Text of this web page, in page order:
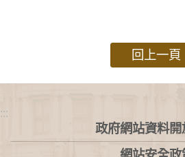
回上一頁
:::
政府網站資料開